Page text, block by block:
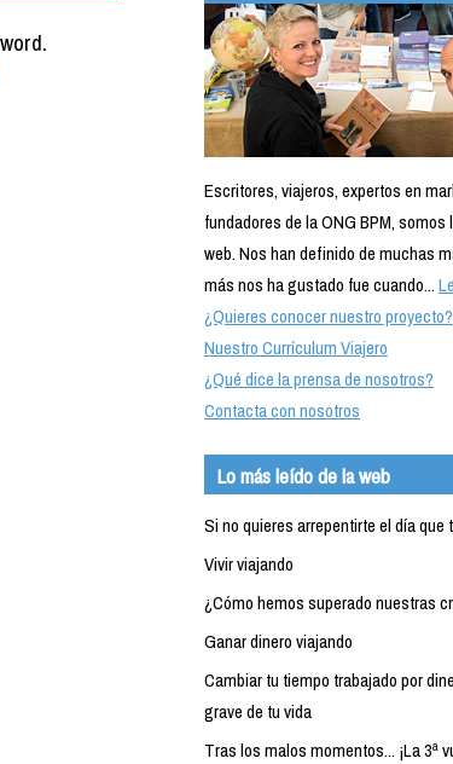
Escritores, viajeros, expertos en
fundadores de la ONG BPM,
web. Nos han definido de muchas
más nos ha gustado fue cuando...
¿Quieres conocer nuestro proyecto?
Nuestro Currículum Viajero
¿Qué dice la prensa de nosotros?
Contacta con nosotros
Lo más leído de la web
Si no quieres arrepentirte el día que
Vivir viajando
¿Cómo hemos superado nuestras
Ganar dinero viajando
Cambiar tu tiempo trabajado por
grave de tu vida
Tras los malos momentos... ¡La 3ª